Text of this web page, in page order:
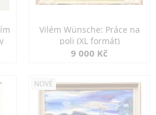
Vilém Wünsche: Práce na
poli (XL formát)
9 000 Kč
NOVÉ